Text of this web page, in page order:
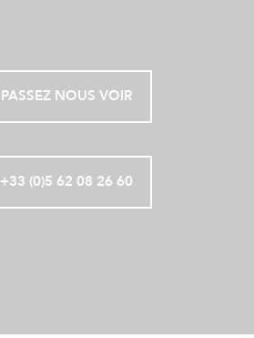
PASSEZ NOUS VOIR
+33 (0)5 62 08 26 60